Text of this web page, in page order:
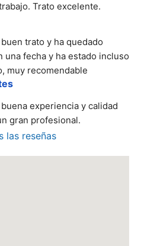
Trato excelente.
trato y ha quedado
fecha y ha estado incluso
muy recomendable
experiencia y calidad
gran profesional.
las reseñas